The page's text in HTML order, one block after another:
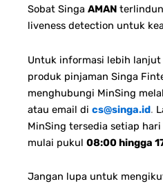
Sobat Singa AMAN
liveness detection untuk
Untuk informasi lebih lanjut
produk pinjaman Singa
menghubungi MinSing
atau email di cs@singa.id.
MinSing tersedia setiap hari
mulai pukul 08:00 hingga
Jangan lupa untuk